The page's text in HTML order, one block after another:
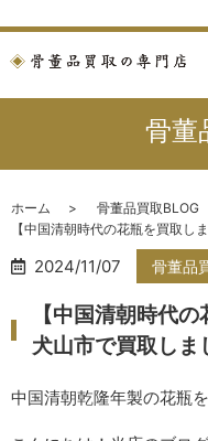
骨董
ホーム
骨董品買取BLOG
【中国清朝時代の花瓶を買取し
2024/11/07 骨董品
【中国清朝時代
犬山市で買取しま
中国清朝乾隆年製の花瓶